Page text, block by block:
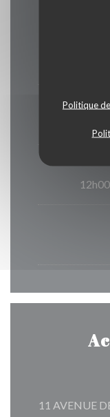
Politique
11 AVENUE